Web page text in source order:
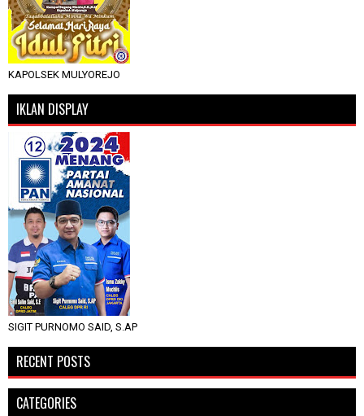
KAPOLSEK MULYOREJO
IKLAN DISPLAY
SIGIT PURNOMO SAID, S.AP
RECENT POSTS
CATEGORIES